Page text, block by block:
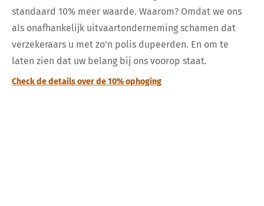
standaard 10% meer waarde. Waarom? Omdat we ons
als onafhankelijk uitvaartonderneming schamen dat
verzekeraars u met zo’n polis dupeerden. En om te
laten zien dat uw belang bij ons voorop staat.
Check de details over de 10% ophoging